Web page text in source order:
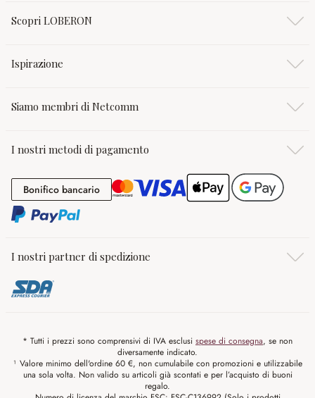
Scopri LOBERON
Ispirazione
Siamo membri di Netcomm
I nostri metodi di pagamento
Bonifico bancarioBonifico bancario
I nostri partner di spedizione
* Tutti i prezzi sono comprensivi di IVA esclusi spese di consegna, se non
diversamente indicato.
¹ Valore minimo dell'ordine 60 €, non cumulabile con promozioni e utilizzabile
una sola volta. Non valido su articoli già scontati e per l’acquisto di buoni
regalo.